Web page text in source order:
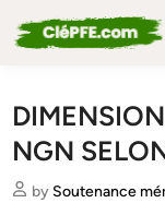
to
NGN
by Soutenance